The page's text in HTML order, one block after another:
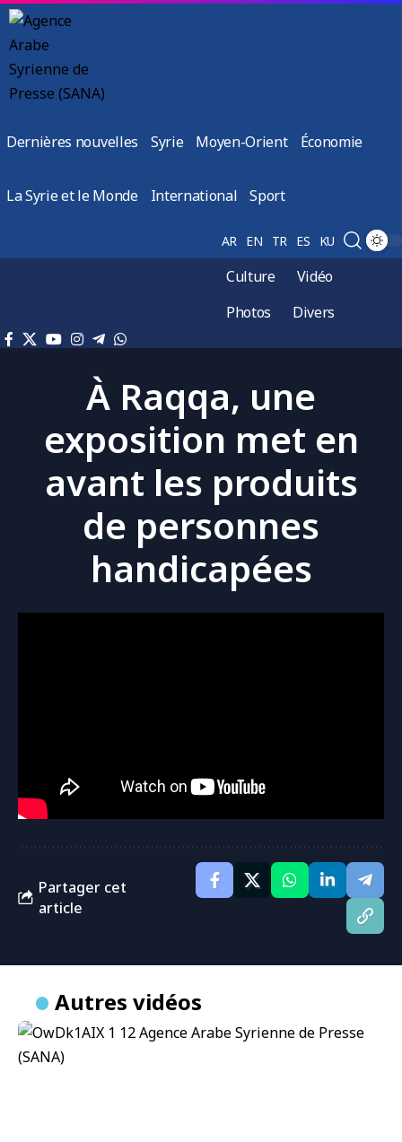
Dernières nouvelles Syrie Moyen-Orient Économie
La Syrie et le Monde International Sport
AR EN TR ES KU
Culture
Vidéo
Photos
Divers
À Raqqa, une
exposition met en
avant les produits
de personnes
handicapées
Partager cet
article
Autres vidéos